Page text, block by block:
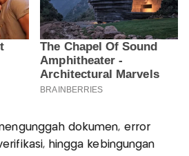
dokumen, error
hingga kebingungan